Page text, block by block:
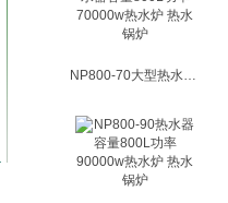
NP800-70大型热水器容量800L功率70000w热水炉 热水锅炉